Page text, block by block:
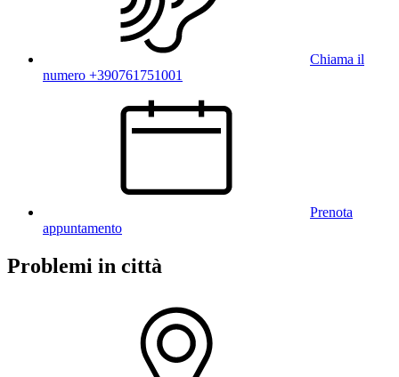
Chiama il
numero +390761751001
Prenota
appuntamento
Problemi in città